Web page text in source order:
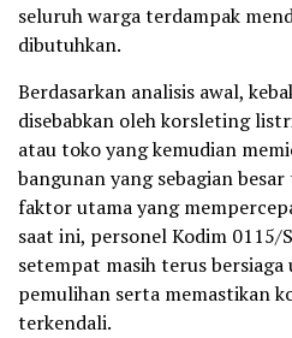
seluruh warga terdampak
dibutuhkan.
Berdasarkan analisis awal,
disebabkan oleh korsleting
atau toko yang kemudian
bangunan yang sebagian
faktor utama yang
saat ini, personel Kodim 0115/
setempat masih terus
pemulihan serta memastikan
terkendali.